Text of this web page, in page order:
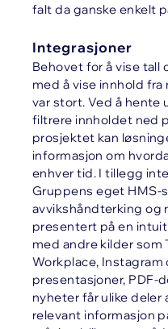
falt da ganske enkelt
Integrasjoner
Behovet for å vise tall
med å vise innhold
var stort. Ved å hente
filtrere innholdet ned
prosjektet kan
informasjon om
enhver tid. I tillegg
Gruppens eget HMS-
avvikshåndterking og
presentert på en
med andre kilder som
Workplace,
presentasjoner, PDF-
nyheter får ulike deler
relevant informasjon